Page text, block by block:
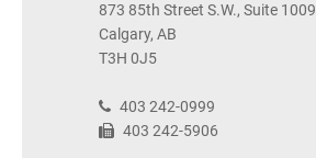
873 85th Street S.W., Suite 1009
Calgary, AB
T3H 0J5
403 242-0999
403 242-5906